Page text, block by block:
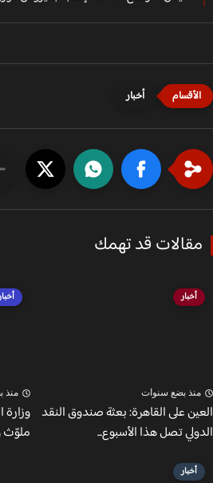
أخبار
قد تهمك
أخبار
بضع سنوات
على القاهرة: بعثة صندوق النقد
تصل هذا الأسبوع...
أخبار
منذ
وزارة
ملوّث
أخبار